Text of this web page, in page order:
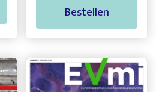
Bestellen